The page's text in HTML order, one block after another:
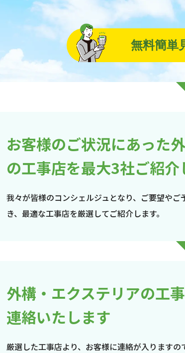
無料簡単
お客様のご状況にあった
の工事店を最大3社ご紹介
我々が皆様のコンシェルジュとなり、ご要望や
き、最適な工事店を厳選してご紹介します。
外構・エクステリアの工
連絡いたします
厳選した工事店より、お客様に連絡が入ります